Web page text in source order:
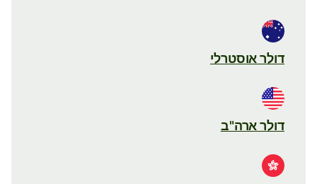
דולר אוסטרלי
דולר ארה"ב